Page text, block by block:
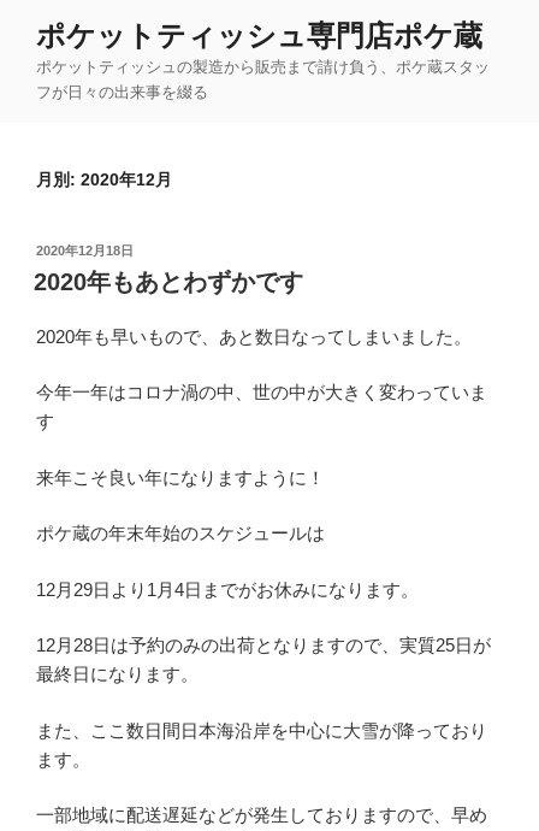
ポケットティッシュ専門店ポケ蔵
ポケットティッシュの製造から販売まで請け負う、ポケ蔵スタッ
フが日々の出来事を綴る
月別: 2020年12月
投
稿
日:
2020年12月18日
2020年もあとわずかです
2020年も早いもので、あと数日なってしまいました。
今年一年はコロナ渦の中、世の中が大きく変わっていま
す
来年こそ良い年になりますように！
ポケ蔵の年末年始のスケジュールは
12月29日より1月4日までがお休みになります。
12月28日は予約のみの出荷となりますので、実質25日が
最終日になります。
また、ここ数日間日本海沿岸を中心に大雪が降っており
ます。
一部地域に配送遅延などが発生しておりますので、早め